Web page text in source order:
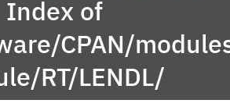
Index of
CPAN/
RT/LENDL/